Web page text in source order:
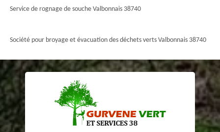
Service de rognage de souche Valbonnais 38740
Société pour broyage et évacuation des déchets verts Valbonnais 38740